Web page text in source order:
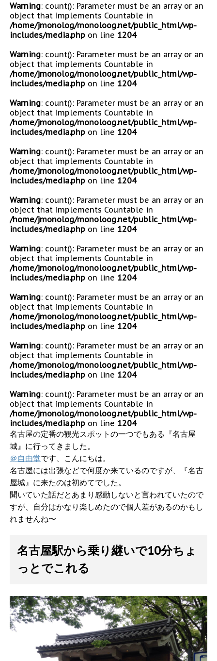
Warning: count(): Parameter must be an array or an
object that implements Countable in
/home/jmonolog/monoloog.net/public_html/wp-
includes/media.php on line 1204
Warning: count(): Parameter must be an array or an
object that implements Countable in
/home/jmonolog/monoloog.net/public_html/wp-
includes/media.php on line 1204
Warning: count(): Parameter must be an array or an
object that implements Countable in
/home/jmonolog/monoloog.net/public_html/wp-
includes/media.php on line 1204
Warning: count(): Parameter must be an array or an
object that implements Countable in
/home/jmonolog/monoloog.net/public_html/wp-
includes/media.php on line 1204
Warning: count(): Parameter must be an array or an
object that implements Countable in
/home/jmonolog/monoloog.net/public_html/wp-
includes/media.php on line 1204
Warning: count(): Parameter must be an array or an
object that implements Countable in
/home/jmonolog/monoloog.net/public_html/wp-
includes/media.php on line 1204
Warning: count(): Parameter must be an array or an
object that implements Countable in
/home/jmonolog/monoloog.net/public_html/wp-
includes/media.php on line 1204
Warning: count(): Parameter must be an array or an
object that implements Countable in
/home/jmonolog/monoloog.net/public_html/wp-
includes/media.php on line 1204
Warning: count(): Parameter must be an array or an
object that implements Countable in
/home/jmonolog/monoloog.net/public_html/wp-
includes/media.php on line 1204
名古屋の定番の観光スポットの一つでもある『名古屋
城』に行ってきました。
＠自由堂です、こんにちは。
名古屋には出張などで何度か来ているのですが、『名古
屋城』に来たのは初めてでした。
聞いていた話だとあまり感動しないと言われていたので
すが、自分はかなり楽しめたので個人差があるのかもし
れませんね〜
名古屋駅から乗り継いで10分ちょ
っとでこれる